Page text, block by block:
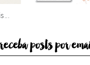
posts por